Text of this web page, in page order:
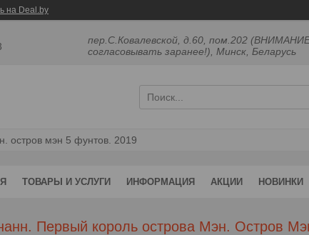
на Deal.by
пер.С.Ковалевской, д.60, пом.202
согласовывать заранее!), Минск, Беларусь
остров мэн 5 фунтов. 2019
ТОВАРЫ И УСЛУГИ ИНФОРМАЦИЯ АКЦИИ НОВИНКИ
Первый король острова Мэн. Остров